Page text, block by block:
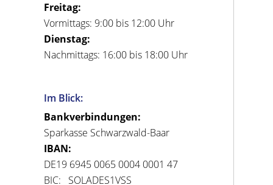
Freitag:
Vormittags: 9:00 bis 12:00 Uhr
Dienstag:
Nachmittags: 16:00 bis 18:00 Uhr
Im Blick:
Bankverbindungen:
Sparkasse Schwarzwald-Baar
IBAN:
DE19 6945 0065 0004 0001 47
BIC: SOLADES1VSS